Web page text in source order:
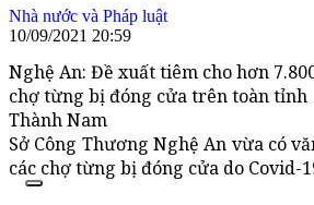
Nhà nước và Pháp luật
10/09/2021 20:59
Nghệ An: Đề xuất tiêm cho hơn
chợ từng bị đóng cửa trên toàn tỉnh
Thành Nam
Sở Công Thương Nghệ An vừa có
các chợ từng bị đóng cửa do Covid-